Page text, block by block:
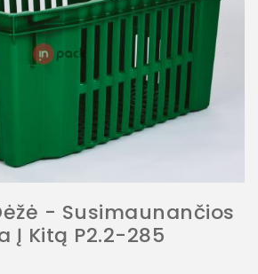
- Susimaunančios
Į Kitą P2.2-285